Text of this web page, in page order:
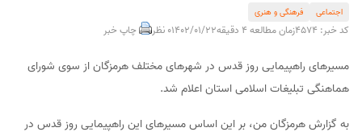
اجتماعی فرهنگی و هنری
کد خبر: 4574 زمان مطالعه 4 دقیقه 1402/01/220 نظر چاپ خبر
مسیرهای راهپیمایی روز قدس در شهرهای مختلف هرمزگان از سوی شورای
هماهنگی تبلیغات اسلامی استان اعلام شد.
به گزارش هرمزگان من، بر این اساس مسیر‌های این راهپیمایی روز قدس در